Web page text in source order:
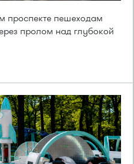
проспекте пешеходам
пролом над глубокой